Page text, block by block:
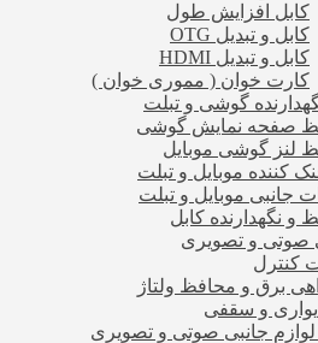
کابل افزایش طول
کابل و تبدیل OTG
کابل و تبدیل HDMI
کارت خوان ( مموری خوان )
گوشی و تبلت
صفحه نمایش گوشی
لنز گوشی موبایل
کننده موبایل و تبلت
جانبی موبایل و تبلت
و نگهدارنده کابل
صوتی و تصویری
کنترل
برق و محافظ ولتاژ
و سقفی
لوازم جانبی صوتی و تصویری